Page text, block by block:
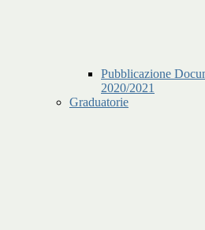
Pubblicazione
2020/2021
Graduatorie